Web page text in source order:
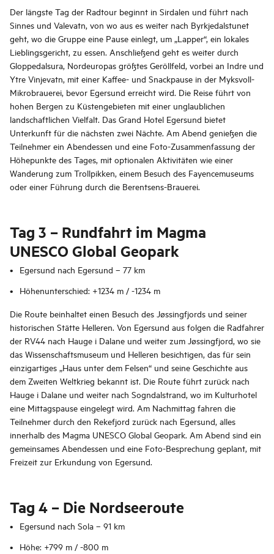
Der längste Tag der Radtour beginnt in Sirdalen und führt nach
Sinnes und Valevatn, von wo aus es weiter nach Byrkjedalstunet
geht, wo die Gruppe eine Pause einlegt, um „Lapper“, ein lokales
Lieblingsgericht, zu essen. Anschließend geht es weiter durch
Gloppedalsura, Nordeuropas größtes Geröllfeld, vorbei an Indre und
Ytre Vinjevatn, mit einer Kaffee- und Snackpause in der Myksvoll-
Mikrobrauerei, bevor Egersund erreicht wird. Die Reise führt von
hohen Bergen zu Küstengebieten mit einer unglaublichen
landschaftlichen Vielfalt. Das Grand Hotel Egersund bietet
Unterkunft für die nächsten zwei Nächte. Am Abend genießen die
Teilnehmer ein Abendessen und eine Foto-Zusammenfassung der
Höhepunkte des Tages, mit optionalen Aktivitäten wie einer
Wanderung zum Trollpikken, einem Besuch des Fayencemuseums
oder einer Führung durch die Berentsens-Brauerei.
Tag 3 – Rundfahrt im Magma
UNESCO Global Geopark
Egersund nach Egersund – 77 km
Höhenunterschied: +1234 m / -1234 m
Die Route beinhaltet einen Besuch des Jøssingfjords und seiner
historischen Stätte Helleren. Von Egersund aus folgen die Radfahrer
der RV44 nach Hauge i Dalane und weiter zum Jøssingfjord, wo sie
das Wissenschaftsmuseum und Helleren besichtigen, das für sein
einzigartiges „Haus unter dem Felsen“ und seine Geschichte aus
dem Zweiten Weltkrieg bekannt ist. Die Route führt zurück nach
Hauge i Dalane und weiter nach Sogndalstrand, wo im Kulturhotel
eine Mittagspause eingelegt wird. Am Nachmittag fahren die
Teilnehmer durch den Rekefjord zurück nach Egersund, alles
innerhalb des Magma UNESCO Global Geopark. Am Abend sind ein
gemeinsames Abendessen und eine Foto-Besprechung geplant, mit
Freizeit zur Erkundung von Egersund.
Tag 4 – Die Nordseeroute
Egersund nach Sola – 91 km
Höhe: +799 m / -800 m